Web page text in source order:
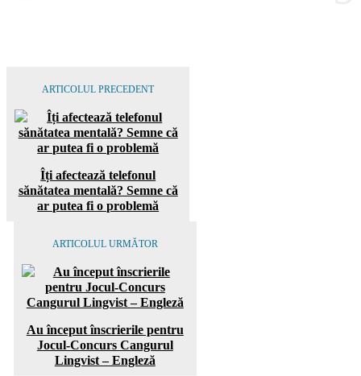
ARTICOLUL PRECEDENT
Îți afectează telefonul
sănătatea mentală? Semne că
ar putea fi o problemă
ARTICOLUL URMĂTOR
Au început înscrierile pentru
Jocul-Concurs Cangurul
Lingvist – Engleză